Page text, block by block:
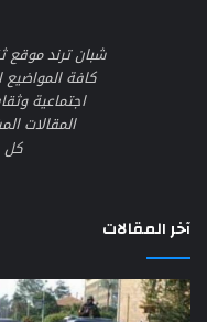
شبان ترند
كافة
اجتماعية
المقالات
كل
آخر المقالات